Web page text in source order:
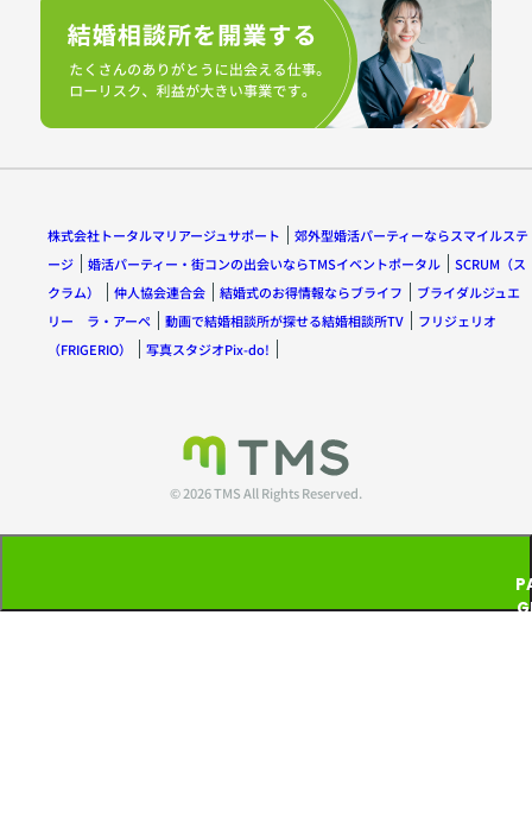
株式会社トータルマリアージュサポート
郊外型婚活パーティーならスマイルステ
ージ
婚活パーティー・街コンの出会いならTMSイベントポータル
SCRUM（ス
クラム）
仲人協会連合会 結婚式のお得情報ならブライフ
ブライダルジュエ
リー ラ・アーペ
動画で結婚相談所が探せる結婚相談所TV
フリジェリオ
（FRIGERIO）
写真スタジオPix-do!
© 2026 TMS All Rights Reserved.